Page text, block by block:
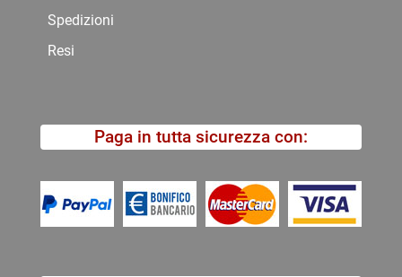
Spedizioni
Resi
Paga in tutta sicurezza con: